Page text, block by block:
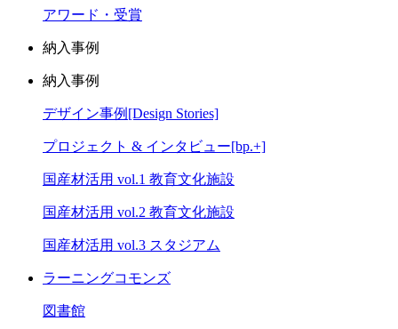
アワード・受賞
納入事例
納入事例
デザイン事例[Design Stories]
プロジェクト & インタビュー[bp.+]
国産材活用 vol.1 教育文化施設
国産材活用 vol.2 教育文化施設
国産材活用 vol.3 スタジアム
ラーニングコモンズ
図書館